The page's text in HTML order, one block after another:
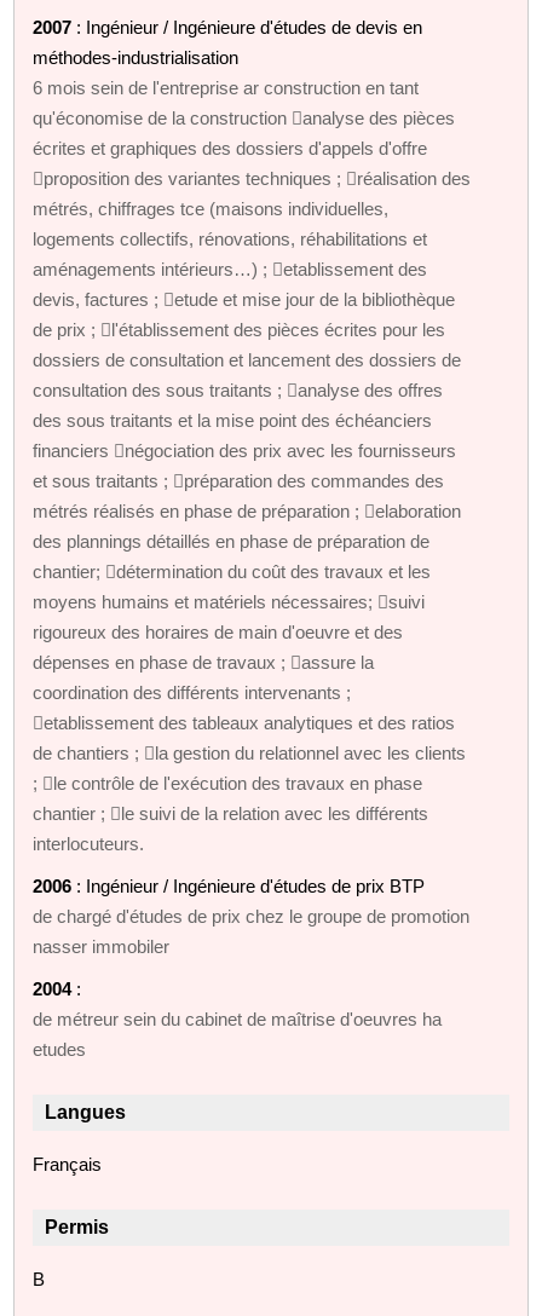
2007 : Ingénieur / Ingénieure d'études de devis en
méthodes-industrialisation
6 mois sein de l'entreprise ar construction en tant
qu'économise de la construction analyse des pièces
écrites et graphiques des dossiers d'appels d'offre
proposition des variantes techniques ; réalisation des
métrés, chiffrages tce (maisons individuelles,
logements collectifs, rénovations, réhabilitations et
aménagements intérieurs…) ; etablissement des
devis, factures ; etude et mise jour de la bibliothèque
de prix ; l'établissement des pièces écrites pour les
dossiers de consultation et lancement des dossiers de
consultation des sous traitants ; analyse des offres
des sous traitants et la mise point des échéanciers
financiers négociation des prix avec les fournisseurs
et sous traitants ; préparation des commandes des
métrés réalisés en phase de préparation ; elaboration
des plannings détaillés en phase de préparation de
chantier; détermination du coût des travaux et les
moyens humains et matériels nécessaires; suivi
rigoureux des horaires de main d'oeuvre et des
dépenses en phase de travaux ; assure la
coordination des différents intervenants ;
etablissement des tableaux analytiques et des ratios
de chantiers ; la gestion du relationnel avec les clients
; le contrôle de l'exécution des travaux en phase
chantier ; le suivi de la relation avec les différents
interlocuteurs.
2006 : Ingénieur / Ingénieure d'études de prix BTP
de chargé d'études de prix chez le groupe de promotion
nasser immobiler
2004:
de métreur sein du cabinet de maîtrise d'oeuvres ha
etudes
Langues
Français
Permis
B